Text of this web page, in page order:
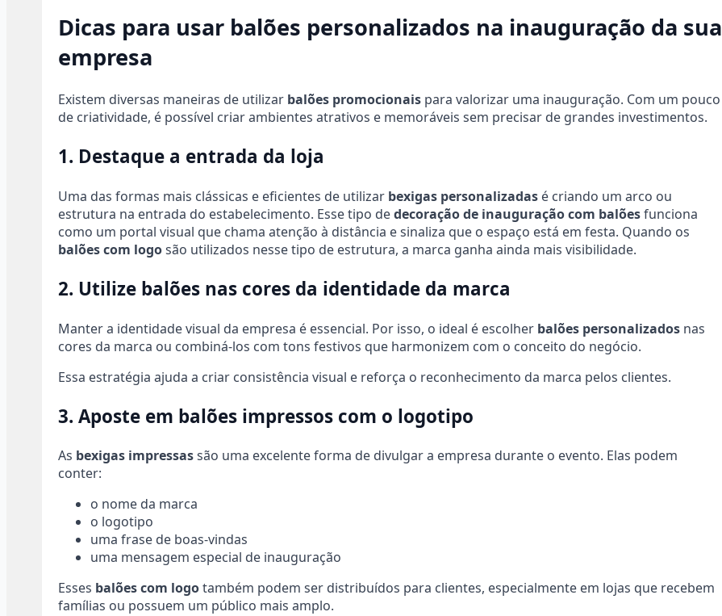
Dicas para usar balões personalizados na inauguração da sua
empresa
Existem diversas maneiras de utilizar balões promocionais para valorizar uma inauguração. Com um pouco
de criatividade, é possível criar ambientes atrativos e memoráveis sem precisar de grandes investimentos.
1. Destaque a entrada da loja
Uma das formas mais clássicas e eficientes de utilizar bexigas personalizadas é criando um arco ou
estrutura na entrada do estabelecimento. Esse tipo dedecoração de inauguração com balõesfunciona
como um portal visual que chama atenção à distância e sinaliza que o espaço está em festa. Quando os
balões com logosão utilizados nesse tipo de estrutura, a marca ganha ainda mais visibilidade.
2. Utilize balões nas cores da identidade da marca
Manter a identidade visual da empresa é essencial. Por isso, o ideal é escolher balões personalizados nas
cores da marca ou combiná-los com tons festivos que harmonizem com o conceito do negócio.
Essa estratégia ajuda a criar consistência visual e reforça o reconhecimento da marca pelos clientes.
3. Aposte em balões impressos com o logotipo
As bexigas impressassão uma excelente forma de divulgar a empresa durante o evento. Elas podem
conter:
o nome da marca
o logotipo
uma frase de boas-vindas
uma mensagem especial de inauguração
Esses balões com logotambém podem ser distribuídos para clientes, especialmente em lojas que recebem
famílias ou possuem um público mais amplo.